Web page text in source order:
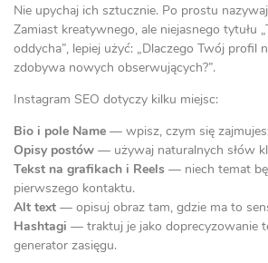
Nie upychaj ich sztucznie. Po prostu
Zamiast kreatywnego, ale niejasnego tytułu
oddycha”, lepiej użyć: „Dlaczego Twój profil
zdobywa nowych obserwujących?”.
Instagram SEO dotyczy kilku miejsc:
Bio i pole Name — wpisz, czym się
Opisy postów — używaj naturalnych słów
Tekst na grafikach i Reels — niech temat
pierwszego kontaktu.
Alt text — opisuj obraz tam, gdzie ma to
Hashtagi — traktuj je jako doprecyzowanie
generator zasięgu.